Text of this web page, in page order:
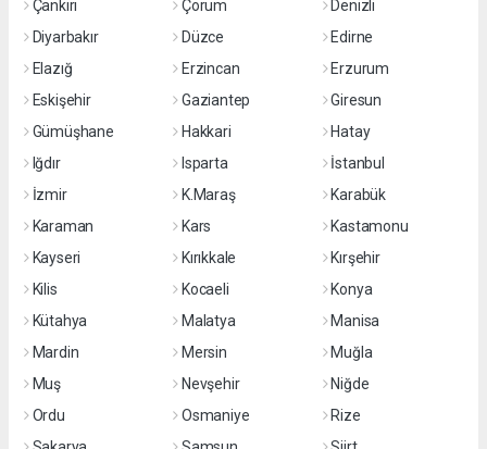
Çankırı
Çorum
Denizli
Diyarbakır
Düzce
Edirne
Elazığ
Erzincan
Erzurum
Eskişehir
Gaziantep
Giresun
Gümüşhane
Hakkari
Hatay
Iğdır
Isparta
İstanbul
İzmir
K.Maraş
Karabük
Karaman
Kars
Kastamonu
Kayseri
Kırıkkale
Kırşehir
Kilis
Kocaeli
Konya
Kütahya
Malatya
Manisa
Mardin
Mersin
Muğla
Muş
Nevşehir
Niğde
Ordu
Osmaniye
Rize